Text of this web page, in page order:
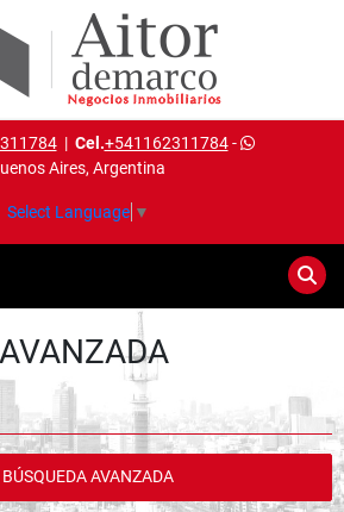
| Cel.+541162311784-
Aires, Argentina
Select Language ▼
AVANZADA